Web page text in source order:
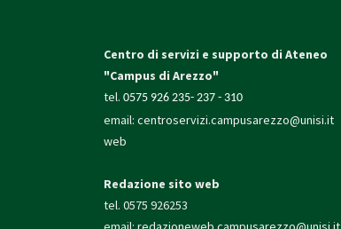
Centro di servizi e supporto di Ateneo
"Campus di Arezzo"
tel. 0575 926 235- 237 - 310
email: centroservizi.campusarezzo@unisi.it
web
Redazione sito web
tel. 0575 926253